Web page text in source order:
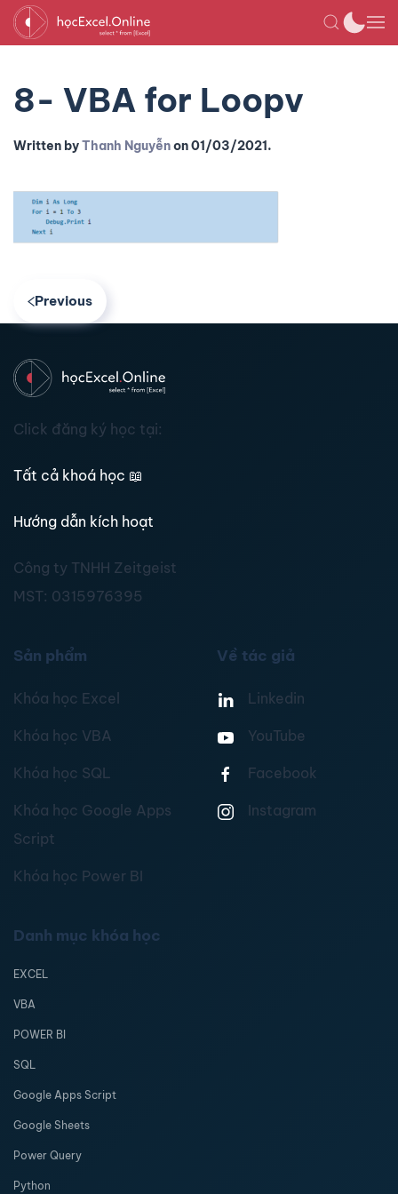
8- VBA for Loopv
Written byThanh Nguyễnon01/03/2021.
Previous
Click đăng ký học tại:
Tất cả khoá học 📖
Hướng dẫn kích hoạt
Công ty TNHH Zeitgeist
MST: 0315976395
Sản phẩm
Khóa học Excel
Khóa học VBA
Khóa học SQL
Khóa học Google Apps
Script
Khóa học Power BI
Về tác giả
Linkedin
YouTube
Facebook
Instagram
Danh mục khóa học
EXCEL
VBA
POWER BI
SQL
Google Apps Script
Google Sheets
Power Query
Python